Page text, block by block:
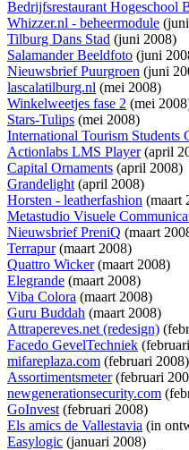
Bedrijfsrestaurant Hogeschool
Whizzer.nl - beheermodule
Tilburg Dans Stad (juni 2008)
Salamander Beeldfoto (juni
Nieuwsbrief Puurgroen (juni
lascalatilburg.nl (mei 2008)
Winkelweetjes fase 2 (mei
Stars-Tulips (mei 2008)
International Tourism Students
Actionlabs LMS Player(april
Capital Ornaments (april 2008)
Grandelight(april 2008)
Horsten - leatherfashion (maart
Metastudio Visuele
Nieuwsbrief PreniQ (maart
Terrapur(maart 2008)
Quattro Wicker(maart 2008)
Elegrande (maart 2008)
Viba Colora (maart 2008)
Guru Buddah (maart 2008)
Attrapereves.net (redesign)
Facedo GevelTechniek
mifareplaza.com (februari 2008)
Assortimentsmeter(februari
newgenerationsecurity.com
GoInvest(februari 2008)
Els amics de Vallestavia (in
Easylogic (januari 2008)